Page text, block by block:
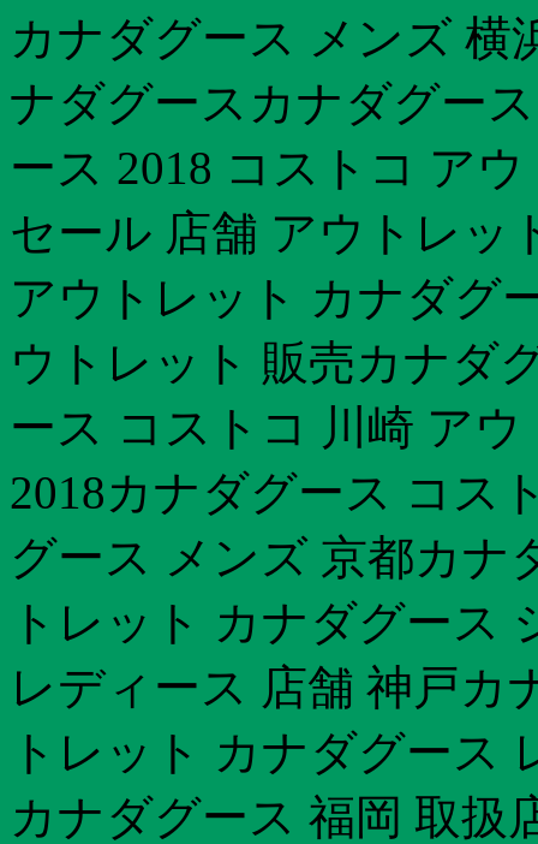
カナダグース メンズ 横
ナダグースカナダグー
ース 2018 コストコ ア
セール 店舗 アウトレッ
アウトレット カナダグ
ウトレット 販売カナダ
ース コストコ 川崎 ア
2018カナダグース コス
グース メンズ 京都カナ
トレット カナダグース
レディース 店舗 神戸カ
トレット カナダグース
カナダグース 福岡 取扱